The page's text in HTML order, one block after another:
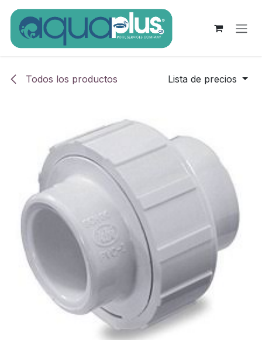
Ir al contenido
Todos los productos Lista de precios